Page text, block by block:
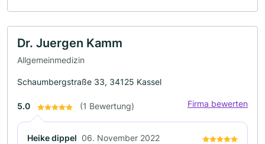
Dr. Juergen Kamm
Allgemeinmedizin
Schaumbergstraße 33, 34125 Kassel
5.0 (1 Bewertung) Firma bewerten
Heike dippel 06. November 2022